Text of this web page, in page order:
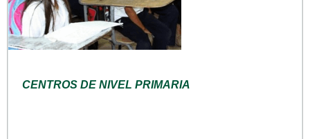
CENTROS DE NIVEL PRIMARIA